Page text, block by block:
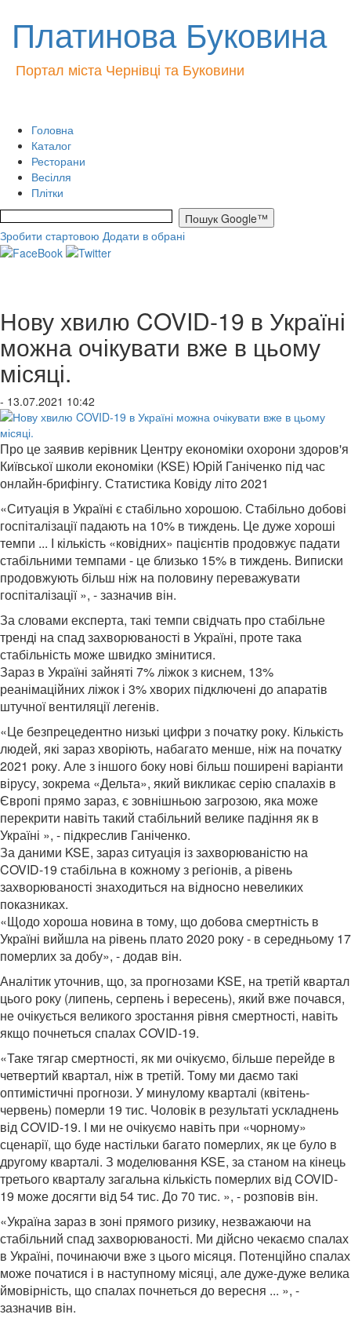
Платинова Буковина
Портал міста Чернівці та Буковини
Головна
Каталог
Ресторани
Весілля
Плітки
Зробити стартовою Додати в обрані
Нову хвилю COVID-19 в Україні
можна очікувати вже в цьому
місяці.
- 13.07.2021 10:42
Про це заявив керівник Центру економіки охорони здоров'я
Київської школи економіки (KSE) Юрій Ганіченко під час
онлайн-брифінгу. Статистика Ковіду літо 2021
«Ситуація в Україні є стабільно хорошою. Стабільно добові
госпіталізації падають на 10% в тиждень. Це дуже хороші
темпи ... І кількість «ковідних» пацієнтів продовжує падати
стабільними темпами - це близько 15% в тиждень. Виписки
продовжують більш ніж на половину переважувати
госпіталізації », - зазначив він.
За словами експерта, такі темпи свідчать про стабільне
тренді на спад захворюваності в Україні, проте така
стабільність може швидко змінитися.
Зараз в Україні зайняті 7% ліжок з киснем, 13%
реанімаційних ліжок і 3% хворих підключені до апаратів
штучної вентиляції легенів.
«Це безпрецедентно низькі цифри з початку року. Кількість
людей, які зараз хворіють, набагато менше, ніж на початку
2021 року. Але з іншого боку нові більш поширені варіанти
вірусу, зокрема «Дельта», який викликає серію спалахів в
Європі прямо зараз, є зовнішньою загрозою, яка може
перекрити навіть такий стабільний велике падіння як в
Україні », - підкреслив Ганіченко.
За даними KSE, зараз ситуація із захворюваністю на
COVID-19 стабільна в кожному з регіонів, а рівень
захворюваності знаходиться на відносно невеликих
показниках.
«Щодо хороша новина в тому, що добова смертність в
Україні вийшла на рівень плато 2020 року - в середньому 17
померлих за добу», - додав він.
Аналітик уточнив, що, за прогнозами KSE, на третій квартал
цього року (липень, серпень і вересень), який вже почався,
не очікується великого зростання рівня смертності, навіть
якщо почнеться спалах COVID-19.
«Таке тягар смертності, як ми очікуємо, більше перейде в
четвертий квартал, ніж в третій. Тому ми даємо такі
оптимістичні прогнози. У минулому кварталі (квітень-
червень) померли 19 тис. Чоловік в результаті ускладнень
від COVID-19. І ми не очікуємо навіть при «чорному»
сценарії, що буде настільки багато померлих, як це було в
другому кварталі. З моделювання KSE, за станом на кінець
третього кварталу загальна кількість померлих від COVID-
19 може досягти від 54 тис. До 70 тис. », - розповів він.
«Україна зараз в зоні прямого ризику, незважаючи на
стабільний спад захворюваності. Ми дійсно чекаємо спалах
в Україні, починаючи вже з цього місяця. Потенційно спалах
може початися і в наступному місяці, але дуже-дуже велика
ймовірність, що спалах почнеться до вересня ... », -
зазначив він.